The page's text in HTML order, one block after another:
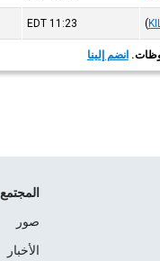
(
11:23
EDT
انضم إلينا
المجتمع
صور
الأخبار